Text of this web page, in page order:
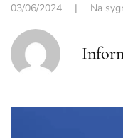
03/06/2024 | Na